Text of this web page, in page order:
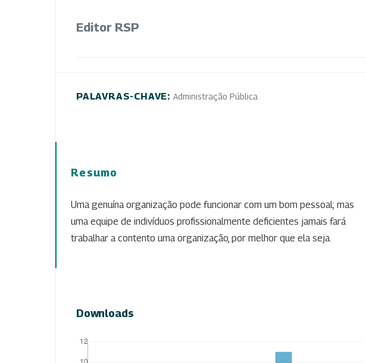
Editor RSP
PALAVRAS-CHAVE: Administração Pública
Resumo
Uma genuína organização pode funcionar com um bom pessoal; mas
uma equipe de indivíduos profissionalmente deficientes jamais fará
trabalhar a contento uma organização, por melhor que ela seja.
Downloads